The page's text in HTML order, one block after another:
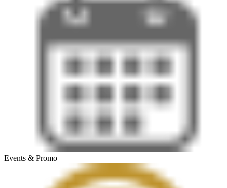
Events & Promo